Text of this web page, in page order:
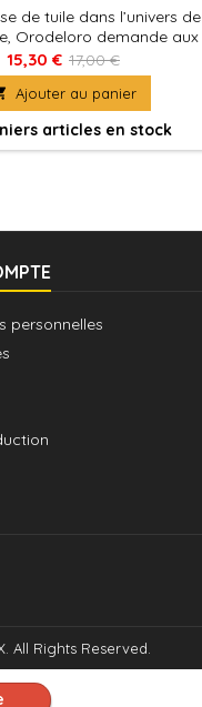
de tuile dans l’univers de
Orodeloro demande aux
poser judicieusement leurs
suivre le chemin du trésor
15,30 € 17,00 €
Ajouter au panier
articles en stock
personnelles
All Rights Reserved.